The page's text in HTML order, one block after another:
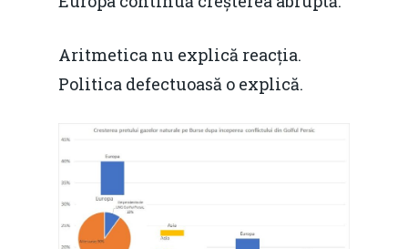
Aritmetica nu explică reacția.
Politica defectuoasă o explică.